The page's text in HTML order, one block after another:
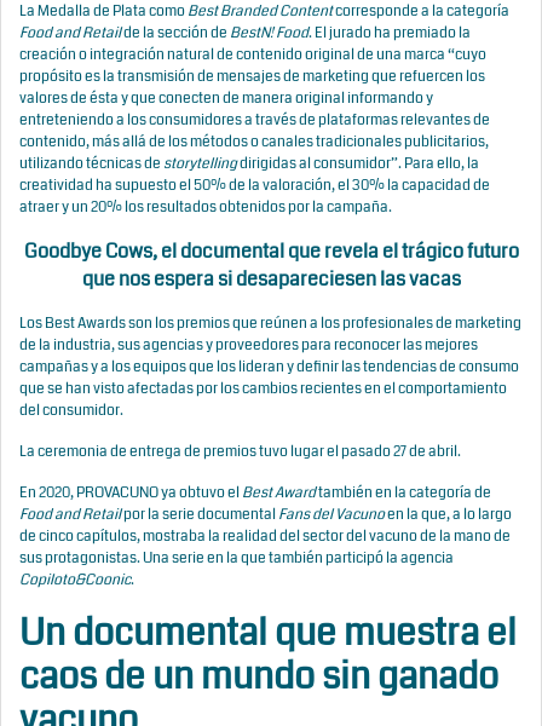
La Medalla de Plata comoBest Branded Contentcorresponde a la categoría
Food and Retailde la sección de BestN! Food. El jurado ha premiado la
creación o integración natural de contenido original de una marca “cuyo
propósito es la transmisión de mensajes de marketing que refuercen los
valores de ésta y que conecten de manera original informando y
entreteniendo a los consumidores a través de plataformas relevantes de
contenido, más allá de los métodos o canales tradicionales publicitarios,
utilizando técnicas de storytellingdirigidas al consumidor”. Para ello, la
creatividad ha supuesto el 50% de la valoración, el 30% la capacidad de
atraer y un 20% los resultados obtenidos por la campaña.
Goodbye Cows, el documental que revela el trágico futuro
que nos espera si desapareciesen las vacas
Los Best Awards son los premios que reúnen a los profesionales de marketing
de la industria, sus agencias y proveedores para reconocer las mejores
campañas y a los equipos que los lideran y definir las tendencias de consumo
que se han visto afectadas por los cambios recientes en el comportamiento
del consumidor.
La ceremonia de entrega de premios tuvo lugar el pasado 27 de abril.
En 2020, PROVACUNO ya obtuvo elBest Awardtambién en la categoría de
Food and Retailpor la serie documentalFans del Vacunoen la que, a lo largo
de cinco capítulos, mostraba la realidad del sector del vacuno de la mano de
sus protagonistas. Una serie en la que también participó la agencia
Copiloto&Coonic.
Un documental que muestra el
caos de un mundo sin ganado